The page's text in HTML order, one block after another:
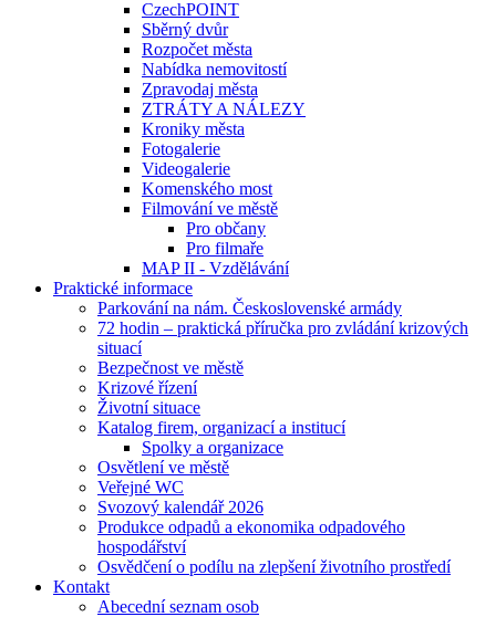
CzechPOINT
Sběrný dvůr
Rozpočet města
Nabídka nemovitostí
Zpravodaj města
ZTRÁTY A NÁLEZY
Kroniky města
Fotogalerie
Videogalerie
Komenského most
Filmování ve městě
Pro občany
Pro filmaře
MAP II - Vzdělávání
Praktické informace
Parkování na nám. Československé armády
72 hodin – praktická příručka pro zvládání krizových
situací
Bezpečnost ve městě
Krizové řízení
Životní situace
Katalog firem, organizací a institucí
Spolky a organizace
Osvětlení ve městě
Veřejné WC
Svozový kalendář 2026
Produkce odpadů a ekonomika odpadového
hospodářství
Osvědčení o podílu na zlepšení životního prostředí
Kontakt
Abecední seznam osob